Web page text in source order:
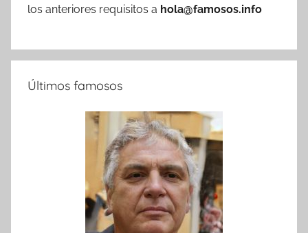
los anteriores requisitos a hola@famosos.info
Últimos famosos